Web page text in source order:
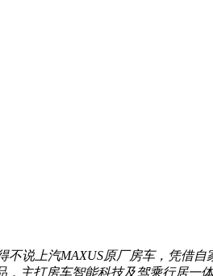
说上汽MAXUS原厂房车，凭借自
主打房车智能科技及驾乘行居一